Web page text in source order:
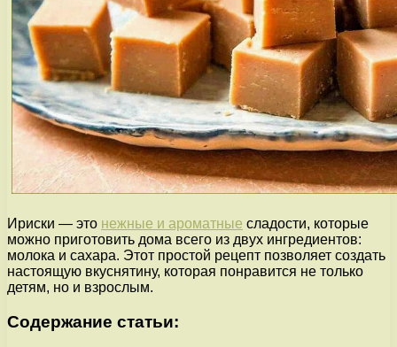
Ириски — это нежные и ароматные сладости, которые
можно приготовить дома всего из двух ингредиентов:
молока и сахара. Этот простой рецепт позволяет создать
настоящую вкуснятину, которая понравится не только
детям, но и взрослым.
Содержание статьи: